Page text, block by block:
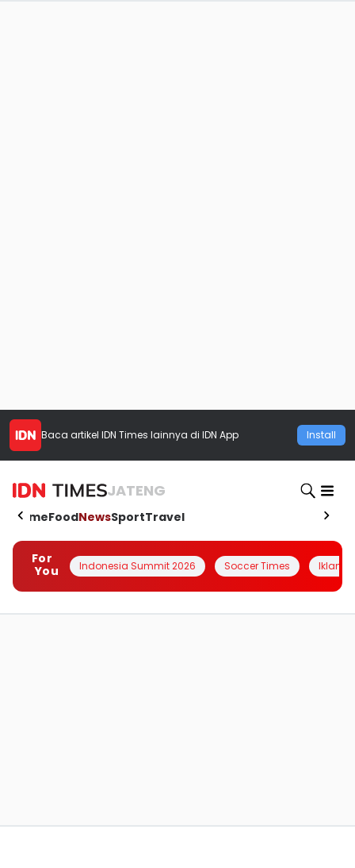
Baca artikel IDN Times lainnya di IDN App Install
JATENG
HomeFoodNewsSportTravel
For
You
Indonesia Summit 2026 Soccer Times Iklanin